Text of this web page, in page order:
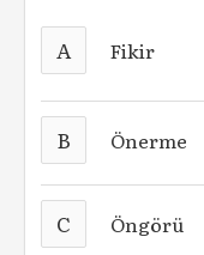
A Fikir
B Önerme
C Öngörü